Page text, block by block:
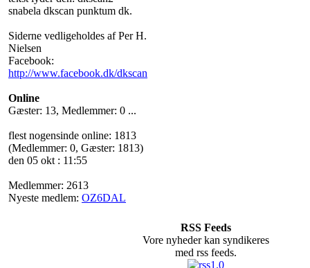
snabela dkscan punktum dk.
Siderne vedligeholdes af Per H.
Nielsen
Facebook:
http://www.facebook.dk/dkscan
Online
Gæster: 13, Medlemmer: 0 ...
flest nogensinde online: 1813
(Medlemmer: 0, Gæster: 1813)
den 05 okt : 11:55
Medlemmer: 2613
Nyeste medlem: OZ6DAL
RSS Feeds
Vore nyheder kan syndikeres
med rss feeds.